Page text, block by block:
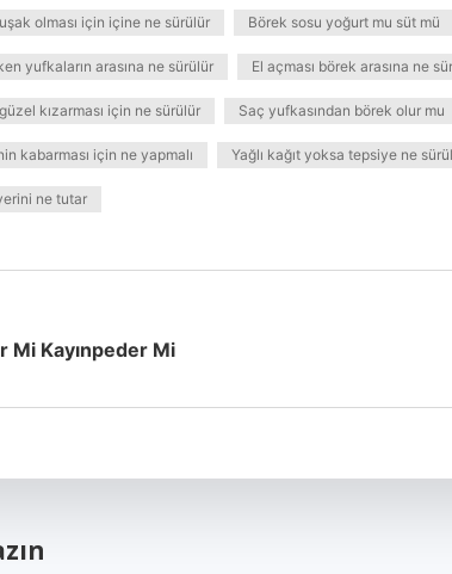
olması için içine ne sürülür Börek sosu yoğurt mu süt mü
yufkaların arasına ne sürülür El açması börek arasına ne
kızarması için ne sürülür Saç yufkasından börek olur mu
kabarması için ne yapmalı Yağlı kağıt yoksa tepsiye ne
ne tutar
Mi Kayınpeder Mi